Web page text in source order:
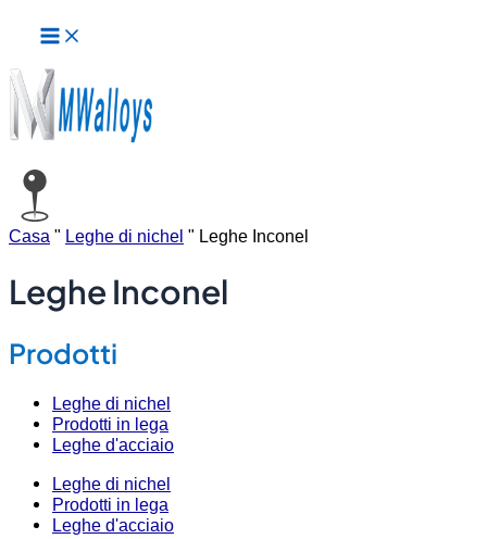
contenuto
principale
Casa " Leghe di nichel " Leghe Inconel
Leghe Inconel
Prodotti
Leghe di nichel
Prodotti in lega
Leghe d'acciaio
Leghe di nichel
Prodotti in lega
Leghe d'acciaio